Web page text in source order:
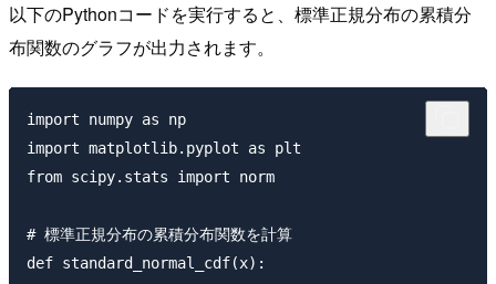
以下のPythonコードを実行すると、標準正規分布の累積分
布関数のグラフが出力されます。
import numpy as np
import matplotlib.pyplot as plt
from scipy.stats import norm
# 標準正規分布の累積分布関数を計算
def standard_normal_cdf(x):